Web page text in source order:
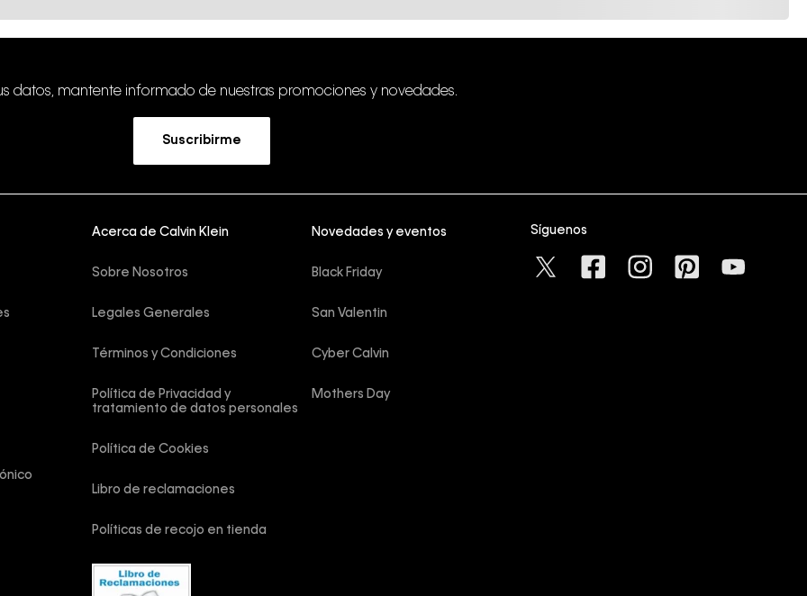
datos, mantente informado de nuestras promociones y novedades.
Suscribirme
Acerca de Calvin Klein
Sobre Nosotros
Legales Generales
Términos y Condiciones
Política de Privacidad y
tratamiento de datos personales
Política de Cookies
Libro de reclamaciones
Políticas de recojo en tienda
Novedades y eventos
Black Friday
San Valentin
Cyber Calvin
Mothers Day
Síguenos